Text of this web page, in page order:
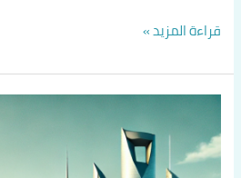
قراءة المزيد »
تاكسي
الكويت
للزوار